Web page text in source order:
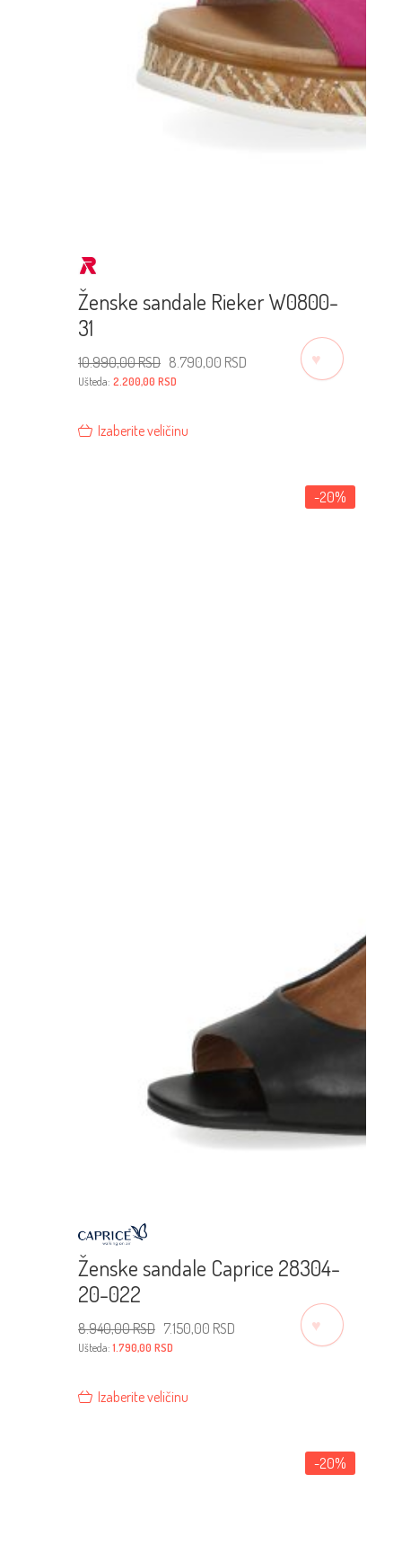
Ženske sandale Rieker W0800-
31
10.990,00RSD Originalna
cena
je
bila:
10.990,00 RSD.
8.790,00 RSD
8.790,00 RSD.
Ušteda: 2.200,00 RSD
Izaberite veličinu
-20%
Ženske sandale Caprice 28304-
20-022
8.940,00RSD Originalna
cena
je
bila:
8.940,00 RSD.
7.150,00 RSD
Ušteda:1.790,00 RSD
Izaberite veličinu
-20%